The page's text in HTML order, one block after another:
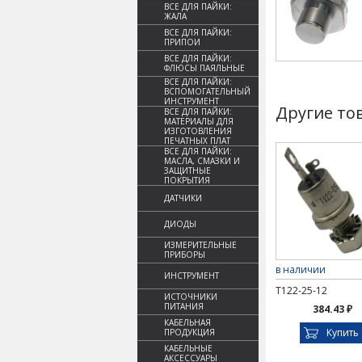
ВСЕ ДЛЯ ПАЙКИ:
ЖАЛА
ВСЕ ДЛЯ ПАЙКИ:
ПРИПОИ
ВСЕ ДЛЯ ПАЙКИ:
ФЛЮСЫ ПАЯЛЬНЫЕ
ВСЕ ДЛЯ ПАЙКИ:
ВСПОМОГАТЕЛЬНЫЙ
ИНСТРУМЕНТ
ВСЕ ДЛЯ ПАЙКИ:
МАТЕРИАЛЫ ДЛЯ
ИЗГОТОВЛЕНИЯ
ПЕЧАТНЫХ ПЛАТ
ВСЕ ДЛЯ ПАЙКИ:
МАСЛА, СМАЗКИ И
ЗАЩИТНЫЕ
ПОКРЫТИЯ
ДАТЧИКИ
ДИОДЫ
ИЗМЕРИТЕЛЬНЫЕ
ПРИБОРЫ
ИНСТРУМЕНТ
ИСТОЧНИКИ
ПИТАНИЯ
КАБЕЛЬНАЯ
ПРОДУКЦИЯ
КАБЕЛЬНЫЕ
АКСЕССУАРЫ
Другие
в наличии
Т122-25-12
384.43 ₽
Купить